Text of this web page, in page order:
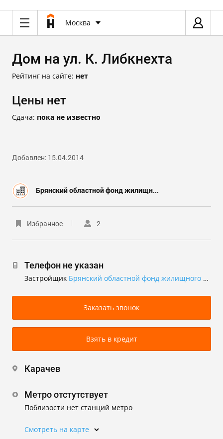
Москва
Дом на ул. К. Либкнехта
Рейтинг на сайте: нет
Цены нет
Сдача: пока не известно
Добавлен: 15.04.2014
Брянский областной фонд жилищн...
Избранное 2
Телефон не указан
Застройщик Брянский областной фонд жилищного строительства и ипотеки
Заказать звонок
Взять в кредит
Карачев
Метро отстутствует
Поблизости нет станций метро
Смотреть на карте